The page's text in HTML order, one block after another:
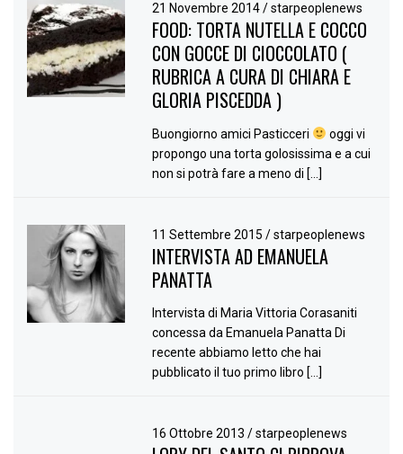
21 Novembre 2014/ starpeoplenews
FOOD: TORTA NUTELLA E COCCO
CON GOCCE DI CIOCCOLATO (
RUBRICA A CURA DI CHIARA E
GLORIA PISCEDDA )
Buongiorno amici Pasticceri
oggi vi
propongo una torta golosissima e a cui
non si potrà fare a meno di […]
11 Settembre 2015/ starpeoplenews
INTERVISTA AD EMANUELA
PANATTA
Intervista di Maria Vittoria Corasaniti
concessa da Emanuela Panatta Di
recente abbiamo letto che hai
pubblicato il tuo primo libro […]
16 Ottobre 2013/ starpeoplenews